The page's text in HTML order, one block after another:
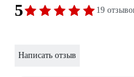
5 19
Написать отзыв